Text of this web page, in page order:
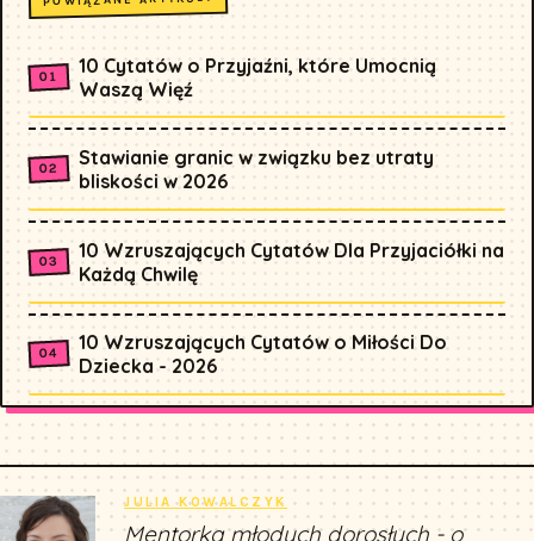
10 Cytatów o Przyjaźni, które Umocnią
Waszą Więź
Stawianie granic w związku bez utraty
bliskości w 2026
10 Wzruszających Cytatów Dla Przyjaciółki na
Każdą Chwilę
10 Wzruszających Cytatów o Miłości Do
Dziecka - 2026
JULIA KOWALCZYK
Mentorka młodych dorosłych - o